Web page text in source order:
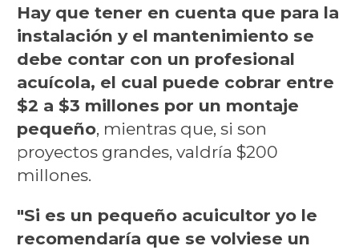
Hay que tener en cuenta que para la
instalación y el mantenimiento se
debe contar con un profesional
acuícola, el cual puede cobrar entre
$2 a $3 millones por un montaje
pequeño, mientras que, si son
proyectos grandes, valdría $200
millones.
"Si es un pequeño acuicultor yo le
recomendaría que se volviese un